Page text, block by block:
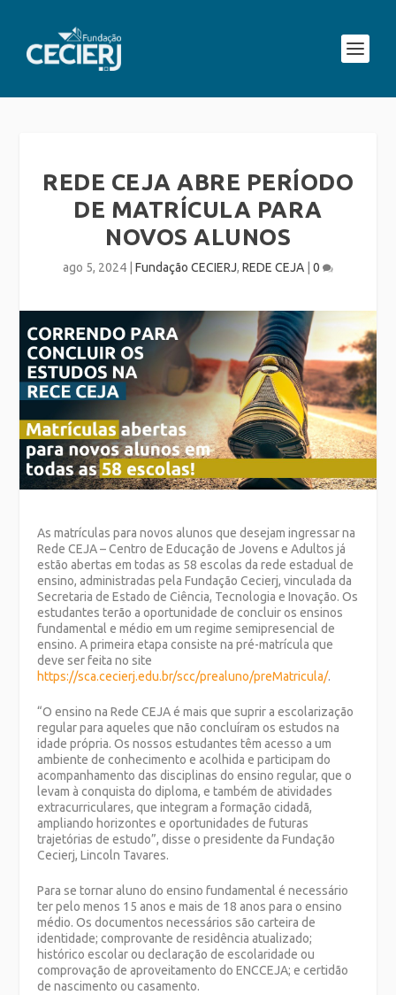
REDE CEJA ABRE PERÍODO
DE MATRÍCULA PARA
NOVOS ALUNOS
ago 5, 2024 Fundação CECIERJ, REDE CEJA 0
As matrículas para novos alunos que desejam ingressar na
Rede CEJA – Centro de Educação de Jovens e Adultos já
estão abertas em todas as 58 escolas da rede estadual de
ensino, administradas pela Fundação Cecierj, vinculada da
Secretaria de Estado de Ciência, Tecnologia e Inovação. Os
estudantes terão a oportunidade de concluir os ensinos
fundamental e médio em um regime semipresencial de
ensino. A primeira etapa consiste na pré-matrícula que
deve ser feita no site
https://sca.cecierj.edu.br/scc/prealuno/preMatricula/.
“O ensino na Rede CEJA é mais que suprir a escolarização
regular para aqueles que não concluíram os estudos na
idade própria. Os nossos estudantes têm acesso a um
ambiente de conhecimento e acolhida e participam do
acompanhamento das disciplinas do ensino regular, que o
levam à conquista do diploma, e também de atividades
extracurriculares, que integram a formação cidadã,
ampliando horizontes e oportunidades de futuras
trajetórias de estudo”, disse o presidente da Fundação
Cecierj, Lincoln Tavares.
Para se tornar aluno do ensino fundamental é necessário
ter pelo menos 15 anos e mais de 18 anos para o ensino
médio. Os documentos necessários são carteira de
identidade; comprovante de residência atualizado;
histórico escolar ou declaração de escolaridade ou
comprovação de aproveitamento do ENCCEJA; e certidão
de nascimento ou casamento.